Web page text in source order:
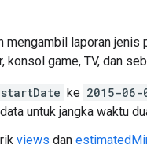
mengambil laporan
konsol game, TV, dan
startDate ke 2015-06-
untuk jangka waktu
views dan